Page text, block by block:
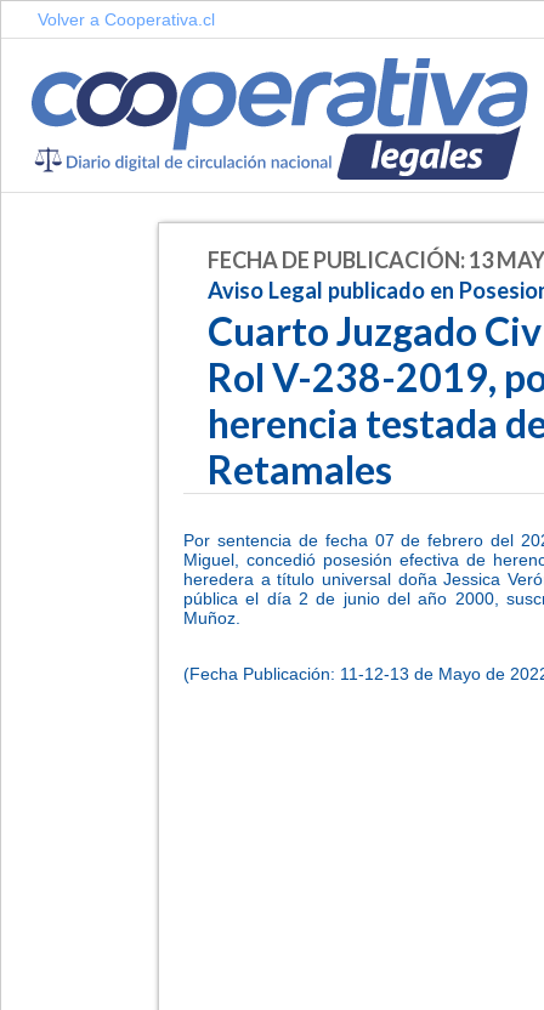
Volver a Cooperativa.cl
FECHA DE PUBLICACIÓN: 13
Aviso Legal publicado en
Cuarto Juzgado
Rol V-238-2019,
herencia testada
Retamales
Por sentencia de fecha 07 de febrero del
Miguel, concedió posesión efectiva de
heredera a título universal doña Jessica
pública el día 2 de junio del año 2000,
Muñoz.
(Fecha Publicación: 11-12-13 de Mayo de